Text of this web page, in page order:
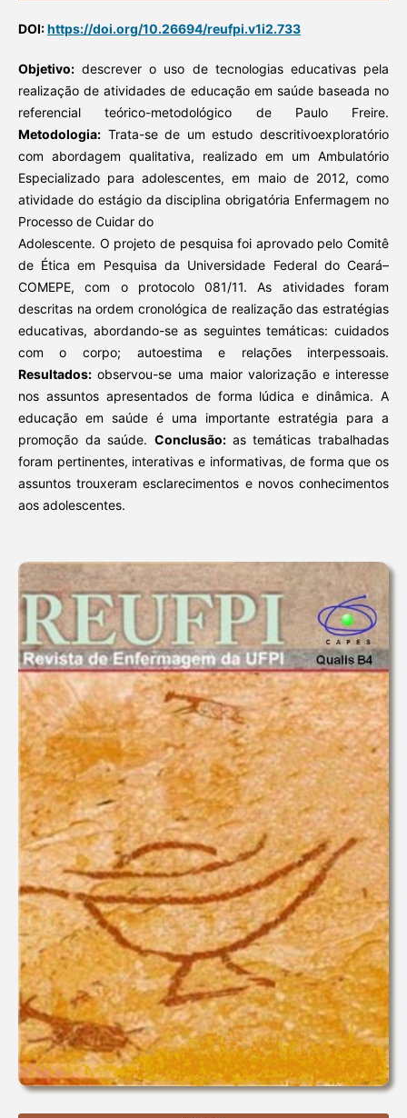
DOI:https://doi.org/10.26694/reufpi.v1i2.733
Objetivo:descrever o uso de tecnologias educativas pela
realização de atividades de educação em saúde baseada no
referencial teórico-metodológico de Paulo Freire.
Metodologia:Trata-se de um estudo descritivoexploratório
com abordagem qualitativa, realizado em um Ambulatório
Especializado para adolescentes, em maio de 2012, como
atividade do estágio da disciplina obrigatória Enfermagem no
Processo de Cuidar do
Adolescente. O projeto de pesquisa foi aprovado pelo Comitê
de Ética em Pesquisa da Universidade Federal do Ceará–
COMEPE, com o protocolo 081/11. As atividades foram
descritas na ordem cronológica de realização das estratégias
educativas, abordando-se as seguintes temáticas: cuidados
com o corpo; autoestima e relações interpessoais.
Resultados:observou-se uma maior valorização e interesse
nos assuntos apresentados de forma lúdica e dinâmica. A
educação em saúde é uma importante estratégia para a
promoção da saúde. Conclusão: as temáticas trabalhadas
foram pertinentes, interativas e informativas, de forma que os
assuntos trouxeram esclarecimentos e novos conhecimentos
aos adolescentes.